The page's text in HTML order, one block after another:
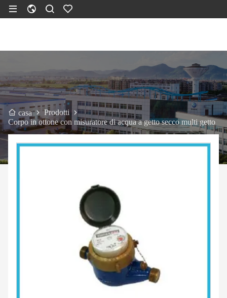
casa
Prodotti
Corpo in ottone con misuratore di acqua a getto secco multi getto